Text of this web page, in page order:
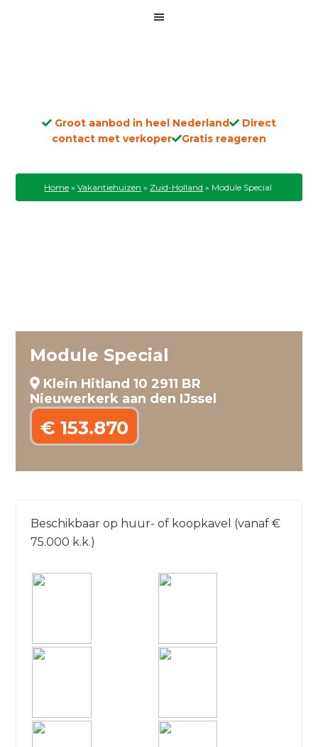
Groot aanbod in heel Nederland
Direct
contact met verkoper
Gratis reageren
Home »Vakantiehuizen » Zuid-Holland » Module Special
Module Special
Klein Hitland 10 2911 BR
Nieuwerkerk aan den IJssel
€ 153.870
Beschikbaar op huur- of koopkavel (vanaf €
75.000 k.k.)